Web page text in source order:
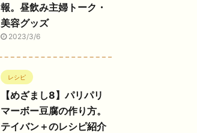
報。昼飲み主婦トーク・
美容グッズ
2023/3/6
レシピ
【めざまし8】パリパリ
マーボー豆腐の作り方。
テイバン＋のレシピ紹介